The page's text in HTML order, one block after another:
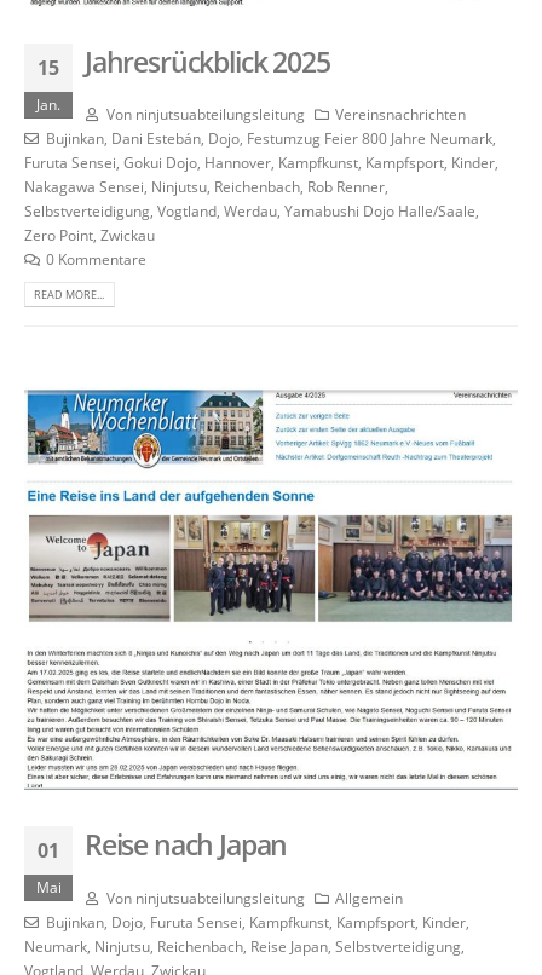
15
Jan.
Jahresrückblick 2025
Von ninjutsuabteilungsleitung
Vereinsnachrichten
Bujinkan, Dani Estebán, Dojo, Festumzug Feier 800 Jahre Neumark,
Furuta Sensei, Gokui Dojo, Hannover, Kampfkunst, Kampfsport, Kinder,
Nakagawa Sensei, Ninjutsu, Reichenbach, Rob Renner,
Selbstverteidigung, Vogtland, Werdau, Yamabushi Dojo Halle/Saale,
Zero Point, Zwickau
0 Kommentare
READ MORE...
01
Mai
Reise nach Japan
Von ninjutsuabteilungsleitung
Allgemein
Bujinkan, Dojo, Furuta Sensei Kampfkunst, Kampfsport, Kinder,
Neumark Ninjutsu Reichenbach Reise Japan Selbstverteidigung
Vogtland Werdau Zwickau